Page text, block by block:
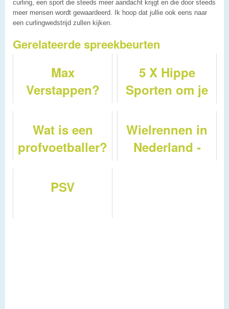
curling, een sport die steeds meer aandacht krijgt en die door steeds
meer mensen wordt gewaardeerd. Ik hoop dat jullie ook eens naar
een curlingwedstrijd zullen kijken.
Gerelateerde spreekbeurten
Max
Verstappen?
5 X Hippe
Sporten om je
over te doen !
Wat is een
profvoetballer?
Wielrennen in
Nederland -
PSV